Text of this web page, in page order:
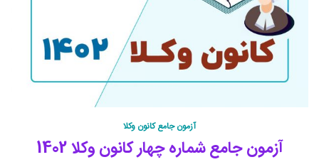
آزمون جامع کانون وکلا
آزمون جامع شماره چهار کانون وکلا 1402